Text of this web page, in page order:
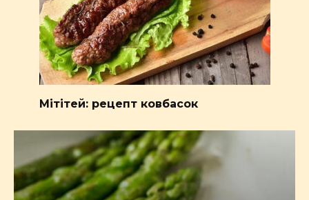
Мітітей: рецепт ковбасок